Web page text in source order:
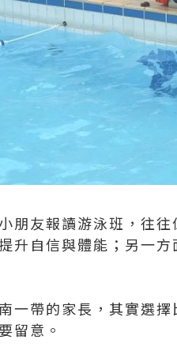
朋友報讀游泳班，往
升自信與體能；另一
一帶的家長，其實選
留意。